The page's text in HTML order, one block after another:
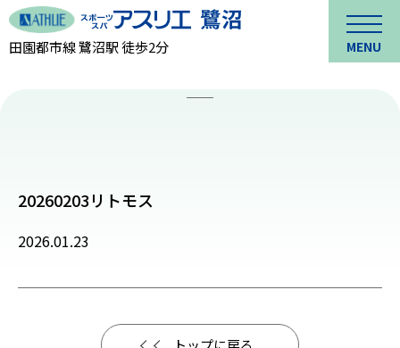
田園都市線 鷺沼駅 徒歩2分 MENU
20260203リトモス
2026.01.23